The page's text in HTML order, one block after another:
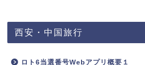
西安・中国旅行
ロト6当選番号Webアプリ概要１